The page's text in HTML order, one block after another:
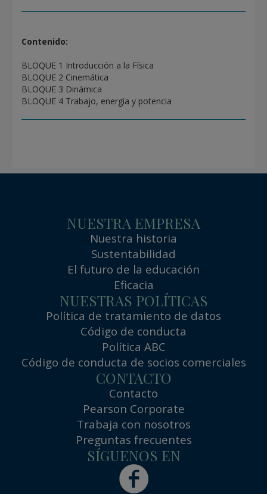
Contenido:
BLOQUE 1 Introducción a la Física
BLOQUE 2 Cinemática
BLOQUE 3 Dinámica
BLOQUE 4 Trabajo, energía y potencia
NUESTRA EMPRESA
Nuestra historia
Sustentabilidad
El futuro de la educación
Eficacia
NUESTRAS POLÍTICAS
Política de tratamiento de datos
Código de conducta
Política ABC
Código de conducta de socios comerciales
CONTACTO
Contacto
Pearson Corporate
Trabaja con nosotros
Preguntas frecuentes
SÍGUENOS EN